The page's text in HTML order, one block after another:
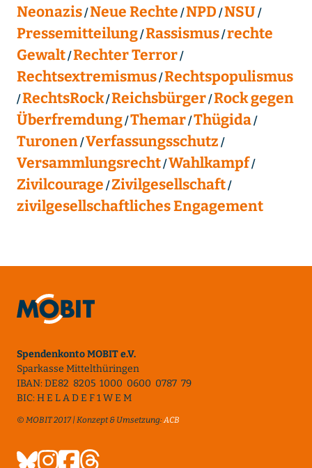
Neonazis Neue Rechte NPD NSU
Pressemitteilung Rassismus rechte
Gewalt Rechter Terror
Rechtsextremismus Rechtspopulismus
RechtsRock Reichsbürger Rock gegen
Überfremdung Themar Thügida
Turonen Verfassungsschutz
Versammlungsrecht Wahlkampf
Zivilcourage Zivilgesellschaft
zivilgesellschaftliches Engagement
Spendenkonto MOBIT e.V.
Sparkasse Mittelthüringen
IBAN: DE82 8205 1000 0600 0787 79
BIC: H E L A D E F 1 W E M
© MOBIT 2017 | Konzept & Umsetzung:ACB